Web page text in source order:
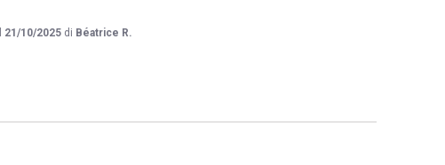
21/10/2025 di Béatrice R.